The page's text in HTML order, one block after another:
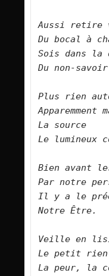
Aussi
Du bocal à
Sois dans
Du non-
Plus rien
La source
Le
Bien avant
Par notre
Il y a le
Notre
Veille en
Le petit rien
La peur, la